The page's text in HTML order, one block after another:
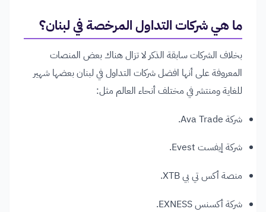
ما هي شركات التداول المرخصة في لبنان؟
بخلاف الشركات سابقة الذكر لا تزال هناك بعض المنصات
المعروفة على أنها افضل شركات التداول في لبنان بعضها شهير
للغاية ومنتشر في مختلف أنحاء العالم مثل:
شركة Ava Trade.
شركة إيفست Evest.
منصة أكس تي بي XTB.
شركة أكسنس EXNESS.